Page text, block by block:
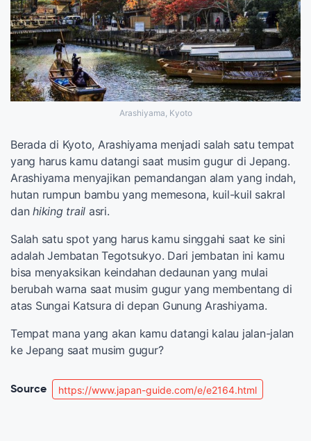
Arashiyama, Kyoto
Berada di Kyoto, Arashiyama menjadi salah satu tempat
yang harus kamu datangi saat musim gugur di Jepang.
Arashiyama menyajikan pemandangan alam yang indah,
hutan rumpun bambu yang memesona, kuil-kuil sakral
dan hiking trail asri.
Salah satu spot yang harus kamu singgahi saat ke sini
adalah Jembatan Tegotsukyo. Dari jembatan ini kamu
bisa menyaksikan keindahan dedaunan yang mulai
berubah warna saat musim gugur yang membentang di
atas Sungai Katsura di depan Gunung Arashiyama.
Tempat mana yang akan kamu datangi kalau jalan-jalan
ke Jepang saat musim gugur?
Source https://www.japan-guide.com/e/e2164.html